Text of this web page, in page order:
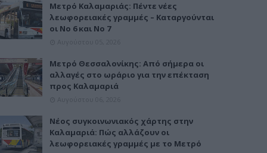
Μετρό Καλαμαριάς: Πέντε νέες
λεωφορειακές γραμμές – Καταργούνται
οι Νο 6 και Νο 7
Μετρό Θεσσαλονίκης: Από σήμερα οι
αλλαγές στο ωράριο για την επέκταση
προς Καλαμαριά
Νέος συγκοινωνιακός χάρτης στην
Καλαμαριά: Πώς αλλάζουν οι
λεωφορειακές γραμμές με το Μετρό